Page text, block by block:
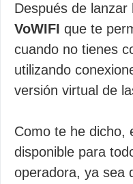
Después de lanzar
VoWIFI que te
cuando no tienes
utilizando
versión virtual de
Como te he dicho,
disponible para
operadora, ya sea